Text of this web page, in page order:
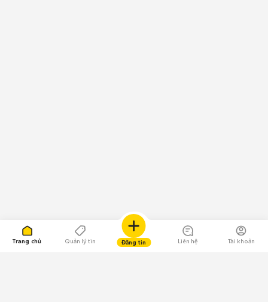
Trang chủ Quản lý tin Đăng tin Liên hệ Tài khoản